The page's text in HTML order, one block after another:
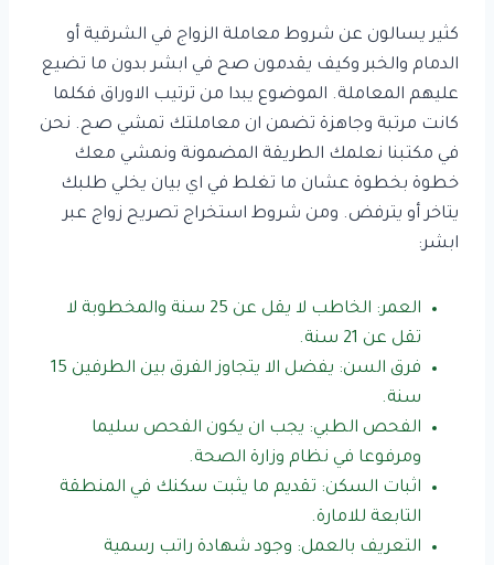
كثير يسالون عن شروط معاملة الزواج في الشرقية أو
الدمام والخبر وكيف يقدمون صح في ابشر بدون ما تضيع
عليهم المعاملة. الموضوع يبدا من ترتيب الاوراق فكلما
كانت مرتبة وجاهزة تضمن ان معاملتك تمشي صح. نحن
في مكتبنا نعلمك الطريقة المضمونة ونمشي معك
خطوة بخطوة عشان ما تغلط في اي بيان يخلي طلبك
يتاخر أو يترفض. ومن شروط استخراج تصريح زواج عبر
ابشر:
العمر: الخاطب لا يقل عن 25 سنة والمخطوبة لا
تقل عن 21 سنة.
فرق السن: يفضل الا يتجاوز الفرق بين الطرفين 15
سنة.
الفحص الطبي: يجب ان يكون الفحص سليما
ومرفوعا في نظام وزارة الصحة.
اثبات السكن: تقديم ما يثبت سكنك في المنطقة
التابعة للامارة.
التعريف بالعمل: وجود شهادة راتب رسمية